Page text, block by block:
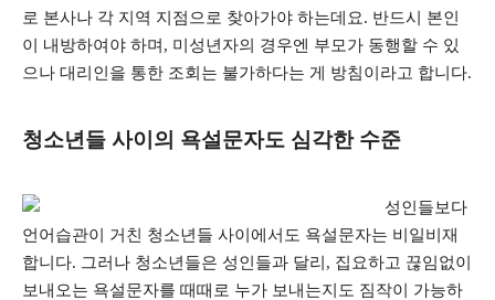
로 본사나 각 지역 지점으로 찾아가야 하는데요. 반드시 본인
이 내방하여야 하며, 미성년자의 경우엔 부모가 동행할 수 있
으나 대리인을 통한 조회는 불가하다는 게 방침이라고 합니다.
청소년들 사이의 욕설문자도 심각한 수준
성인들보다
언어습관이 거친 청소년들 사이에서도 욕설문자는 비일비재
합니다. 그러나 청소년들은 성인들과 달리, 집요하고 끊임없이
보내오는 욕설문자를 때때로 누가 보내는지도 짐작이 가능하